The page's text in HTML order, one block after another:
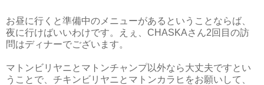
お昼に行くと準備中のメニューがあるということならば、
夜に行けばいいわけです。えぇ、CHASKAさん2回目の訪
問はディナーでございます。
マトンビリヤニとマトンチャンプ以外なら大丈夫ですとい
うことで、チキンビリヤニとマトンカラヒをお願いして、